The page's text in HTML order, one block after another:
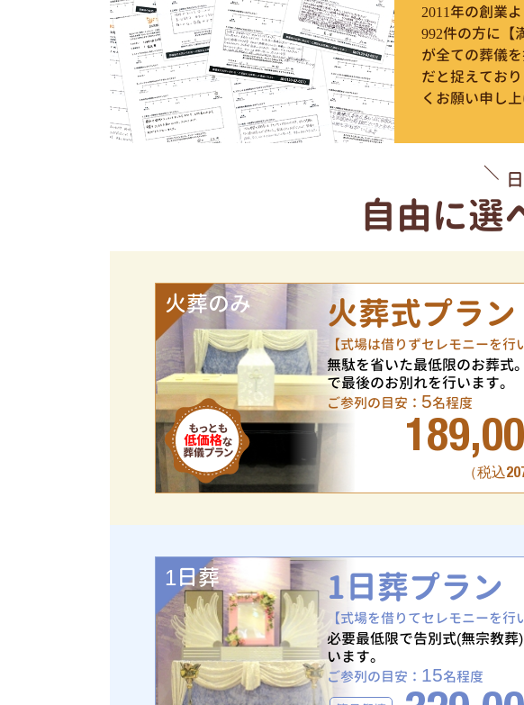
2011年の創業
992件の方に【
が全ての葬儀
だと捉えてお
くお願い申し上
自由に選
火葬のみ 火葬式プラン
【式場は借りずセレモニーを行
無駄を省いた最低限のお葬式
で最後のお別れを行います。
ご参列の目安： 5名程度
（税込
1日葬 1日葬プラン
【式場を借りてセレモニーを行
必要最低限で告別式(無宗教葬
います。
ご参列の目安： 15名程度